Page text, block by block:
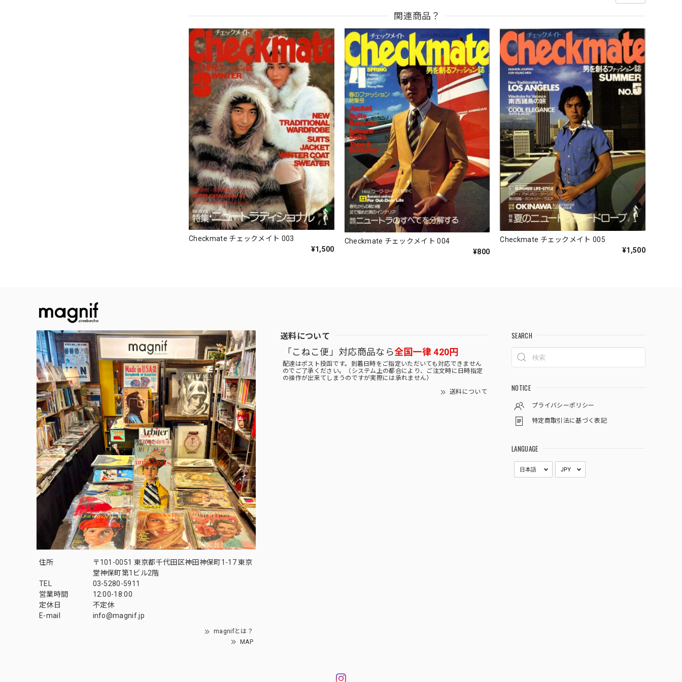
関連商品？
Checkmate チェックメイト 003
¥1,500
Checkmate チェックメイト 004
¥800
Checkmate チェックメイト 005
¥1,500
住所
〒101-0051 東京都千代田区神田神保町1-17 東京
堂神保町第1ビル2階
TEL
03-5280-5911
営業時間
12:00-18:00
定休日
不定休
E-mail
info@magnif.jp
magnifとは？
MAP
送料について
「こねこ便」対応商品なら全国一律 420円
配達はポスト投函です。到着日時をご指定いただいても対応できません
のでご了承ください。（システム上の都合により、ご注文時に日時指定
の操作が出来てしまうのですが実際には承れません）
送料について
SEARCH
NOTICE
プライバシーポリシー
特定商取引法に基づく表記
LANGUAGE